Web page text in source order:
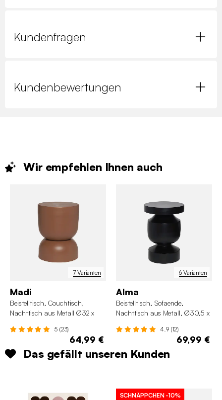
Kundenfragen
Kundenbewertungen
Wir empfehlen Ihnen auch
7 Varianten
Madi
Beistelltisch, Couchtisch,
Nachttisch aus Metall Ø32 x
5 (23)
64,99 €
6 Varianten
Alma
Beistelltisch, Sofaende,
Nachttisch aus Metall, Ø30,5 x
4.9 (12)
69,99 €
Das gefällt unseren Kunden
SCHNÄPPCHEN -10%